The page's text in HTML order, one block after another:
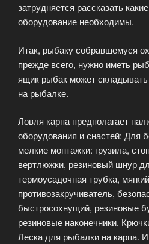
затрудняется рассказать
оборудование необходимы.
Итак, рыбаку собравшемуся
прежде всего, нужно иметь
ящик рыбак может
на рыбалке.
Ловля карпа предполагает
оборудования и снастей: Для
мелкие монтажки: грузила,
вертлюжки, резиновый шнур
термоусадочная трубка,
противозакручиватель,
быстросохнущий, резиновые
резиновые наконечники.
Леска для рыбалки на карпа.